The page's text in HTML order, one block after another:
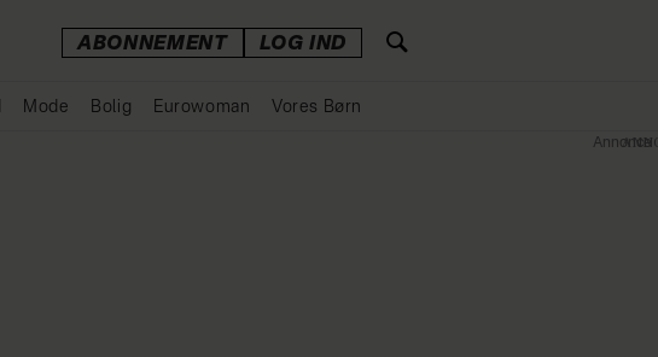
ABONNEMENT LOG IND
Mode Bolig Eurowoman Vores Børn
Annonce